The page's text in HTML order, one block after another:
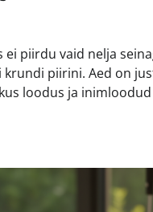
ei piirdu vaid nelja
krundi piirini. Aed on
loodus ja